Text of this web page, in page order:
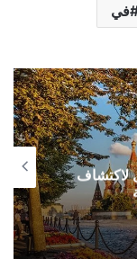
في
لاكتشاف